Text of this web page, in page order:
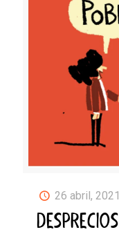
26 abril, 2021
DESPRECIOS